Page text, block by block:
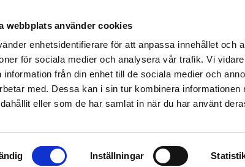
webbplats använder cookies
enhetsidentifierare för att anpassa innehållet och
för sociala medier och analysera vår trafik. Vi
information från din enhet till de sociala medier och
med. Dessa kan i sin tur kombinera informationen
eller som de har samlat in när du har använt
Inställningar
med en värmepump!